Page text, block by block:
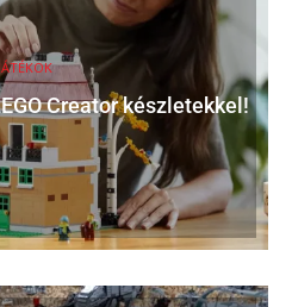
JÁTÉKOK
Creator készletekkel!